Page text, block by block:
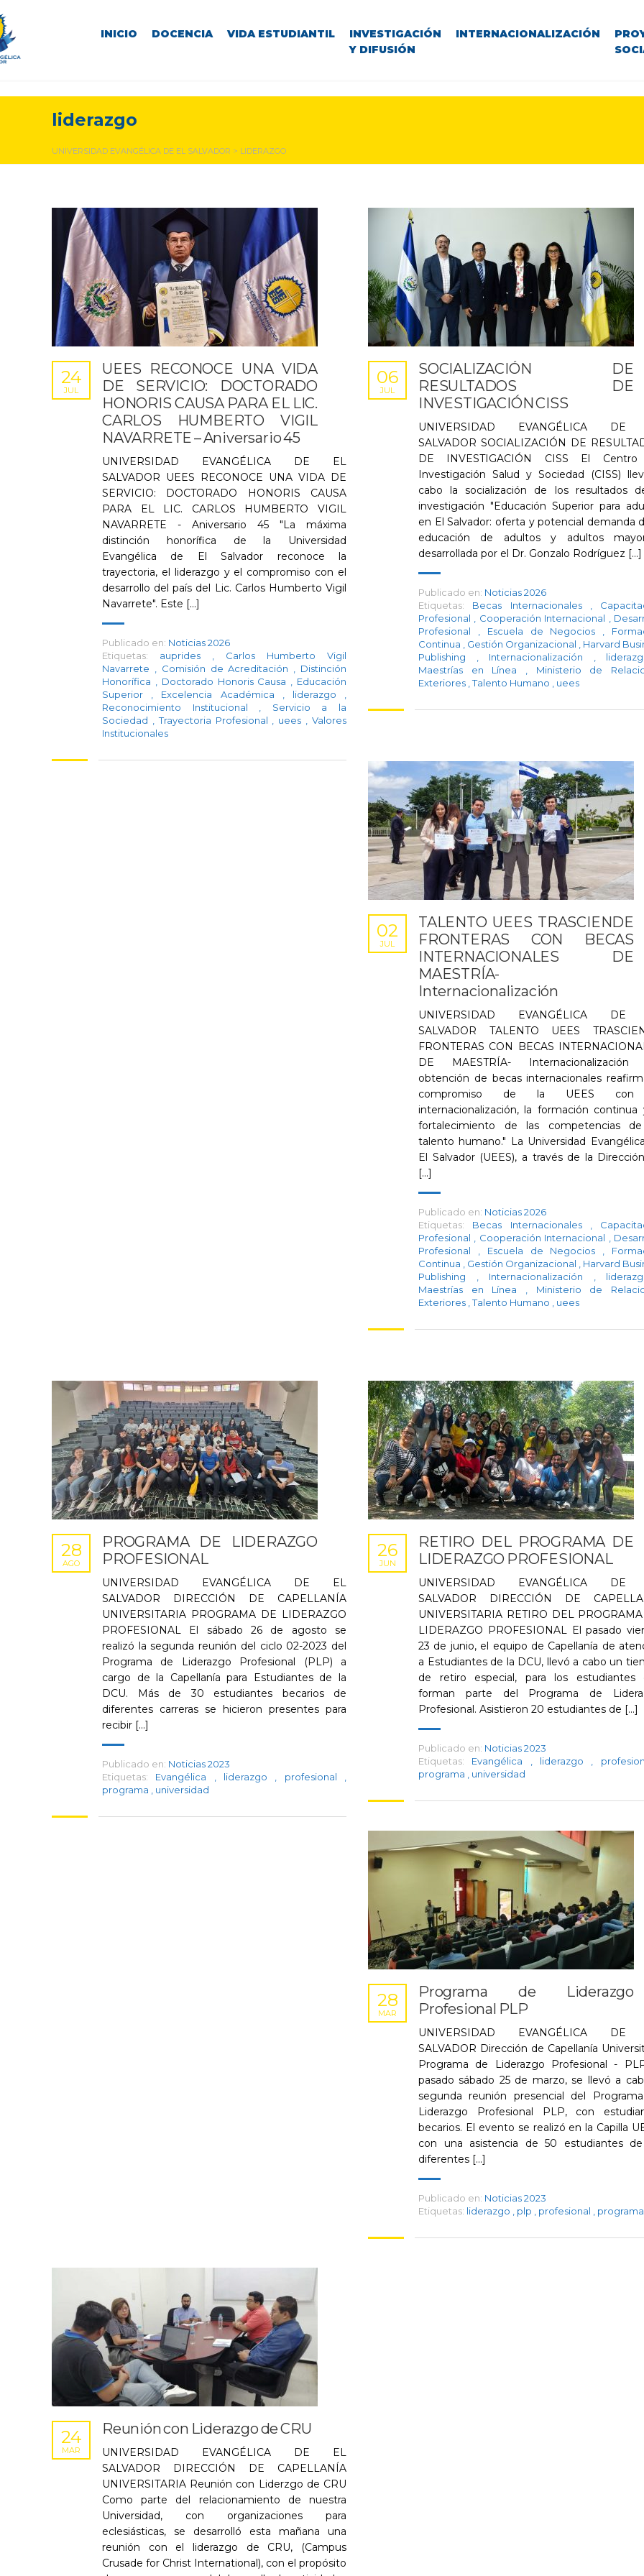
INICIO DOCENCIA VIDA ESTUDIANTIL
INVESTIGACIÓN
Y DIFUSIÓN
INTERNACIONALIZACIÓN
liderazgo
UNIVERSIDAD EVANGÉLICA DE EL SALVADOR > LIDERAZGO
UEES RECONOCE UNA VIDA
DE SERVICIO: DOCTORADO
HONORIS CAUSA PARA EL LIC.
CARLOS HUMBERTO VIGIL
NAVARRETE – Aniversario 45
24
JUL
UNIVERSIDAD EVANGÉLICA DE EL
SALVADOR UEES RECONOCE UNA VIDA DE
SERVICIO: DOCTORADO HONORIS CAUSA
PARA EL LIC. CARLOS HUMBERTO VIGIL
NAVARRETE - Aniversario 45 "La máxima
distinción honorífica de la Universidad
Evangélica de El Salvador reconoce la
trayectoria, el liderazgo y el compromiso con el
desarrollo del país del Lic. Carlos Humberto Vigil
Navarrete". Este [...]
Publicado en: Noticias 2026
Etiquetas:
auprides
Carlos Humberto Vigil
Navarrete
Comisión de Acreditación
Distinción
Honorífica
Doctorado Honoris Causa
Educación
Superior
Excelencia Académica liderazgo
Reconocimiento Institucional
Servicio a la
Sociedad
Trayectoria Profesional uees
Valores
Institucionales
SOCIALIZACIÓN DE
RESULTADOS DE
INVESTIGACIÓN CISS
06
JUL
UNIVERSIDAD EVANGÉLICA DE
SALVADOR SOCIALIZACIÓN DE
DE INVESTIGACIÓN CISS El
Investigación Salud y Sociedad (CISS)
cabo la socialización de los resultados
investigación "Educación Superior para
en El Salvador: oferta y potencial demanda
educación de adultos y adultos
desarrollada por el Dr. Gonzalo Rodríguez [...]
Publicado en: Noticias 2026
Etiquetas:
Becas Internacionales
Profesional
Cooperación Internacional
Profesional
Escuela de Negocios
Continua
Gestión Organizacional
Harvard
Publishing
Internacionalización
Maestrías en Línea
Ministerio de
Exteriores Talento Humano uees
TALENTO UEES TRASCIENDE
FRONTERAS CON BECAS
INTERNACIONALES DE
MAESTRÍA-
Internacionalización
02
JUL
UNIVERSIDAD EVANGÉLICA DE
SALVADOR TALENTO UEES
FRONTERAS CON BECAS
DE MAESTRÍA- Internacionalización
obtención de becas internacionales
compromiso de la UEES
internacionalización, la formación continua
fortalecimiento de las competencias
talento humano." La Universidad
El Salvador (UEES), a través de la
[...]
Publicado en: Noticias 2026
Etiquetas:
Becas Internacionales
Profesional
Cooperación Internacional
Profesional
Escuela de Negocios
Continua
Gestión Organizacional
Harvard
Publishing
Internacionalización
Maestrías en Línea
Ministerio de
Exteriores Talento Humano uees
PROGRAMA DE LIDERAZGO
PROFESIONAL
28
AGO
UNIVERSIDAD EVANGÉLICA DE EL
SALVADOR DIRECCIÓN DE CAPELLANÍA
UNIVERSITARIA PROGRAMA DE LIDERAZGO
PROFESIONAL El sábado 26 de agosto se
realizó la segunda reunión del ciclo 02-2023 del
Programa de Liderazgo Profesional (PLP) a
cargo de la Capellanía para Estudiantes de la
DCU. Más de 30 estudiantes becarios de
diferentes carreras se hicieron presentes para
recibir [...]
Publicado en: Noticias 2023
Etiquetas:
Evangélica liderazgo profesional
programa
universidad
RETIRO DEL PROGRAMA DE
LIDERAZGO PROFESIONAL
26
JUN
UNIVERSIDAD EVANGÉLICA DE
SALVADOR DIRECCIÓN DE
UNIVERSITARIA RETIRO DEL
LIDERAZGO PROFESIONAL El pasado
23 de junio, el equipo de Capellanía de
a Estudiantes de la DCU, llevó a cabo un
de retiro especial, para los estudiantes
forman parte del Programa de
Profesional. Asistieron 20 estudiantes de [...]
Publicado en: Noticias 2023
Etiquetas:
Evangélica liderazgo
programa
universidad
Programa de Liderazgo
Profesional PLP
28
MAR
UNIVERSIDAD EVANGÉLICA DE
SALVADOR Dirección de Capellanía
Programa de Liderazgo Profesional -
pasado sábado 25 de marzo, se llevó a
segunda reunión presencial del
Liderazgo Profesional PLP, con
becarios. El evento se realizó en la Capilla
con una asistencia de 50 estudiantes
diferentes [...]
Publicado en: Noticias 2023
Etiquetas: liderazgo plp profesional programa
Reunión con Liderazgo de CRU
24
MAR
UNIVERSIDAD EVANGÉLICA DE EL
SALVADOR DIRECCIÓN DE CAPELLANÍA
UNIVERSITARIA Reunión con Liderzgo de CRU
Como parte del relacionamiento de nuestra
Universidad, con organizaciones para
eclesiásticas, se desarrolló esta mañana una
reunión con el liderazgo de CRU, (Campus
Crusade for Christ International), con el propósito